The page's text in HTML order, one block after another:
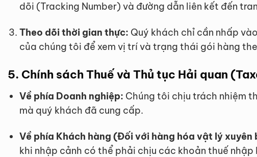
dõi (Tracking Number) và đường dẫn liên kết đến
Theo dõi thời gian thực: Quý khách chỉ cần nhấp
của chúng tôi để xem vị trí và trạng thái gói hàng
5. Chính sách Thuế và Thủ tục Hải quan
Về phía Doanh nghiệp: Chúng tôi chịu trách nhiệm
mà quý khách đã cung cấp.
Về phía Khách hàng (Đối với hàng hóa vật lý xuyên
khi nhập cảnh có thể phải chịu các khoản thuế